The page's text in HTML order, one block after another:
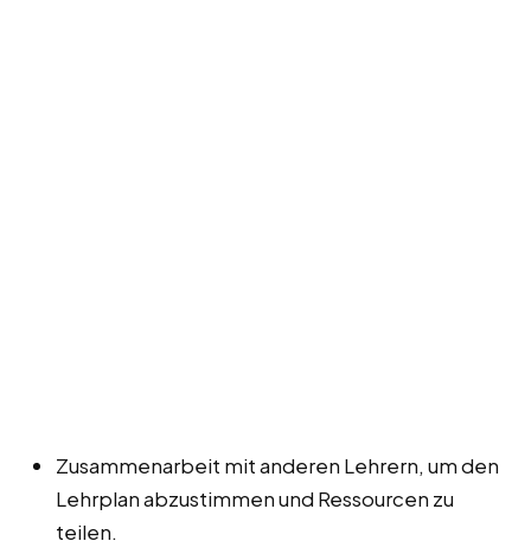
Zusammenarbeit mit anderen Lehrern, um den
Lehrplan abzustimmen und Ressourcen zu
teilen.